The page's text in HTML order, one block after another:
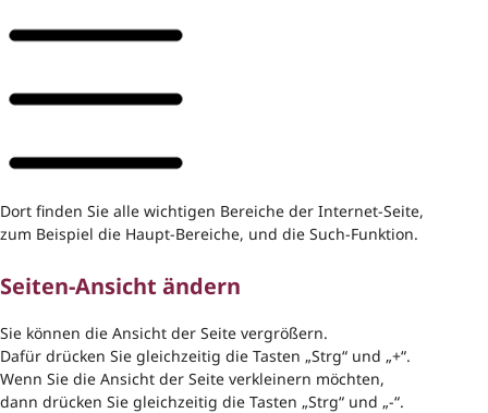
Dort finden Sie alle wichtigen Bereiche der Internet-Seite,
zum Beispiel die Haupt-Bereiche, und die Such-Funktion.
Seiten-Ansicht ändern
Sie können die Ansicht der Seite vergrößern.
Dafür drücken Sie gleichzeitig die Tasten „Strg“ und „+“.
Wenn Sie die Ansicht der Seite verkleinern möchten,
dann drücken Sie gleichzeitig die Tasten „Strg“ und „-“.